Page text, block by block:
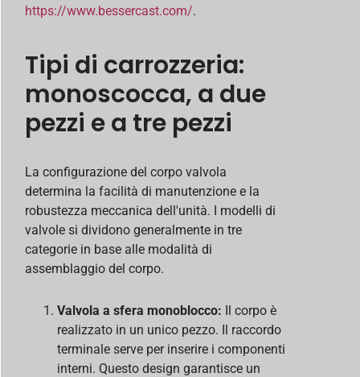
https://www.bessercast.com/.
Tipi di carrozzeria:
monoscocca, a due
pezzi e a tre pezzi
La configurazione del corpo valvola
determina la facilità di manutenzione e la
robustezza meccanica dell'unità. I modelli di
valvole si dividono generalmente in tre
categorie in base alle modalità di
assemblaggio del corpo.
Valvola a sfera monoblocco: Il corpo è
realizzato in un unico pezzo. Il raccordo
terminale serve per inserire i componenti
interni. Questo design garantisce un